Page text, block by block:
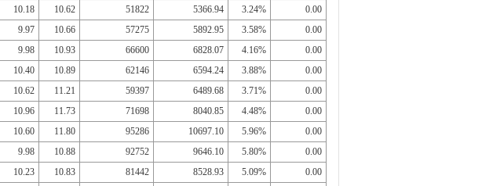
10.18 10.62 51822 5366.94 3.24%
0.00
9.97 10.66 57275 5892.95 3.58%
0.00
9.98 10.93 66600 6828.07 4.16%
0.00
10.40 10.89 62146 6594.24 3.88%
0.00
10.62 11.21 59397 6489.68 3.71%
0.00
10.96 11.73 71698 8040.85 4.48%
0.00
10.60 11.80 95286 10697.10 5.96%
0.00
9.98 10.88 92752 9646.10 5.80%
0.00
10.23 10.83 81442 8528.93 5.09%
0.00